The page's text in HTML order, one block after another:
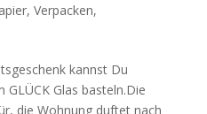
, Verpacken,
kannst Du
GLÜCK Glas basteln.Die
die Wohnung duftet nach